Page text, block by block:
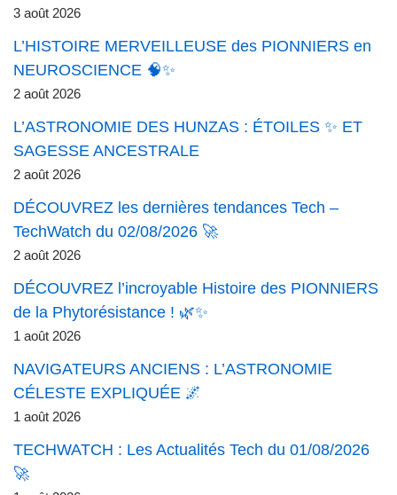
3 août 2026
L’HISTOIRE MERVEILLEUSE des PIONNIERS en
NEUROSCIENCE 🧠✨
2 août 2026
L’ASTRONOMIE DES HUNZAS : ÉTOILES ✨ ET
SAGESSE ANCESTRALE
2 août 2026
DÉCOUVREZ les dernières tendances Tech –
TechWatch du 02/08/2026 🚀
2 août 2026
DÉCOUVREZ l’incroyable Histoire des PIONNIERS
de la Phytorésistance ! 🌿✨
1 août 2026
NAVIGATEURS ANCIENS : L’ASTRONOMIE
CÉLESTE EXPLIQUÉE 🌌
1 août 2026
TECHWATCH : Les Actualités Tech du 01/08/2026
🚀